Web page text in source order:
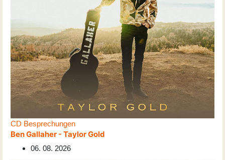
CD Besprechungen
Ben Gallaher - Taylor Gold
06. 08. 2026